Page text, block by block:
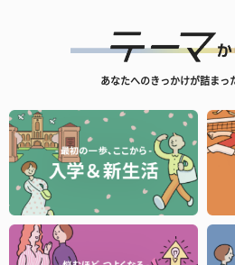
あなたへのきっかけが詰まっ